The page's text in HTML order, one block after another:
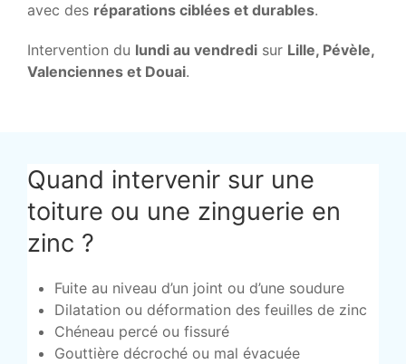
avec des réparations ciblées et durables.
Intervention du lundi au vendredi sur Lille, Pévèle,
Valenciennes et Douai.
Quand intervenir sur une
toiture ou une zinguerie en
zinc ?
Fuite au niveau d’un joint ou d’une soudure
Dilatation ou déformation des feuilles de zinc
Chéneau percé ou fissuré
Gouttière décroché ou mal évacuée